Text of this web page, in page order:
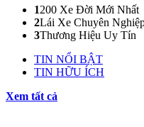
1200 Xe Đời Mới Nhất
2Lái Xe Chuyên
3Thương Hiệu Uy Tín
TIN NỔI BẬT
TIN HỮU ÍCH
Xem tất cả